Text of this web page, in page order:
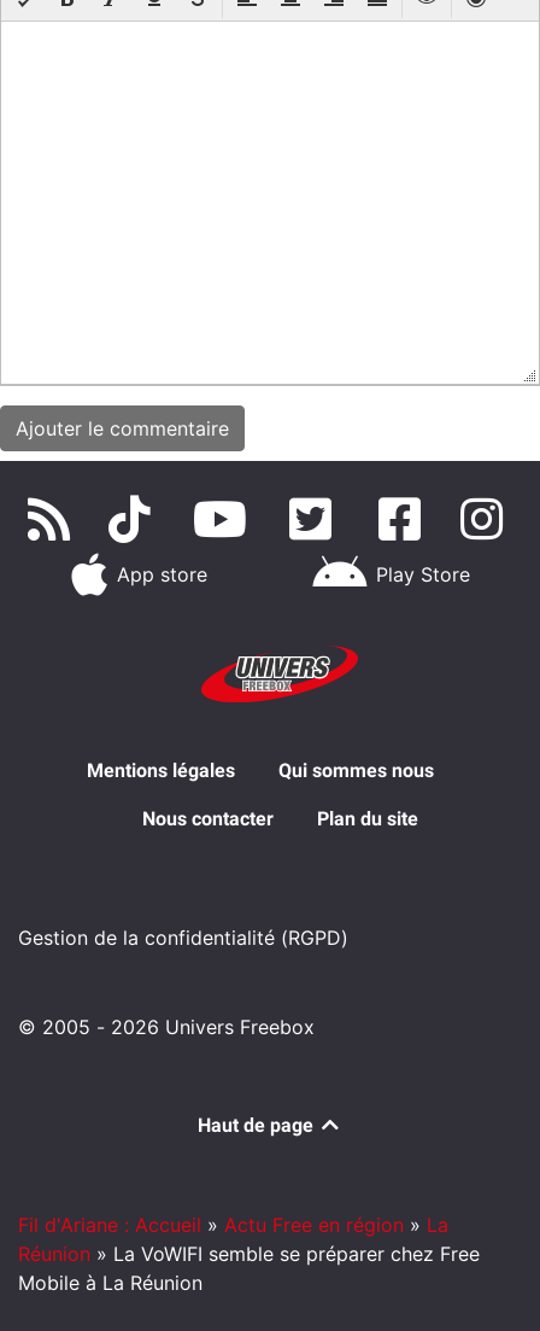
App store Play Store
Mentions légales Qui sommes nous
Nous contacter Plan du site
Gestion de la confidentialité (RGPD)
© 2005 - 2026 Univers Freebox
Haut de page
Fil d'Ariane : Accueil » Actu Free en région » La
Réunion » La VoWIFI semble se préparer chez Free
Mobile à La Réunion